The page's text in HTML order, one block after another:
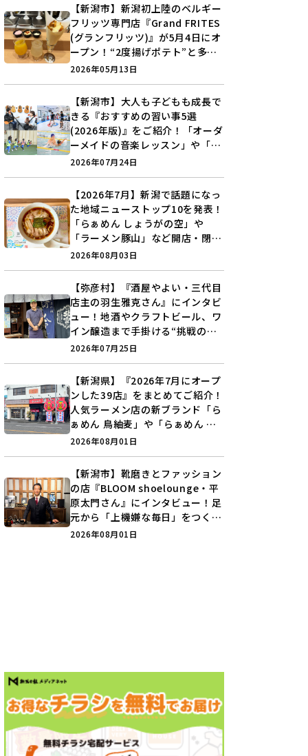
【新潟市】新潟初上陸のベルギー
フリッツ専門店『Grand FRITES
(グランフリッツ)』が5月4日にオ
ープン！“2度揚げポテト”と多彩
なディップを楽しもう♪
2026年05月13日
【新潟市】大人も子どもも成長で
きる『おすすめの習い事5選
(2026年版)』をご紹介！「オーダ
ーメイドの音楽レッスン」や「本
格キックボクシング」で新しい自
2026年07月24日
【2026年7月】新潟で話題になっ
た地域ニューストップ10を発表！
「らぁめん しょうがの空」や
「ラーメン豚山」など開店・閉店
の注目記事をランキングでご紹介
2026年08月03日
【弥彦村】『酒屋やよい・三代目
店主の羽生雅克さん』にインタビ
ュー！地酒やクラフトビール、ワ
イン醸造まで手掛ける“挑戦の歴
史”に迫る♪
2026年07月25日
【新潟県】『2026年7月にオープ
ンした39店』をまとめてご紹介！
人気ラーメン店の新ブランド「ら
ぁめん 鳥紬麦」や「らぁめん し
ょうがの空」など盛りだくさん♪
2026年08月01日
【新潟市】靴磨きとファッション
の店『BLOOM shoelounge・平
原太門さん』にインタビュー！足
元から「上機嫌な毎日」をつくる
装いの提案とは？
2026年08月01日